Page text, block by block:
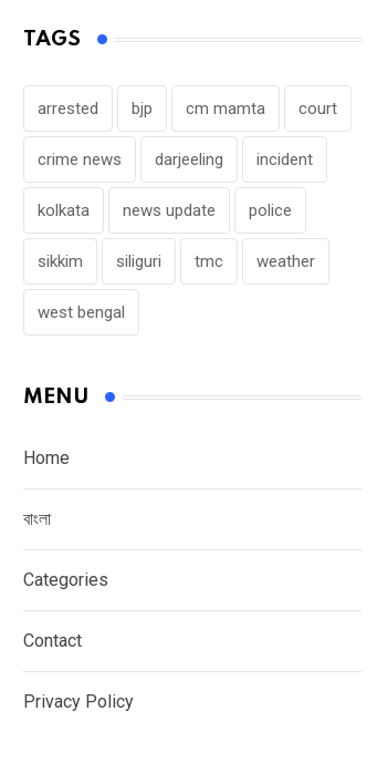
TAGS
arrested bjp cm mamta court
crime news darjeeling incident
kolkata news update police
sikkim siliguri tmc weather
west bengal
MENU
Home
বাংলা
Categories
Contact
Privacy Policy